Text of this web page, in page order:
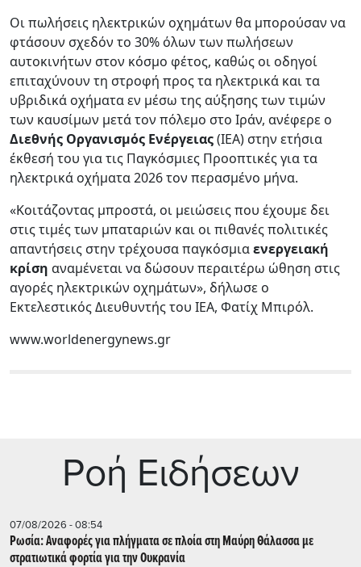
Οι πωλήσεις ηλεκτρικών οχημάτων θα μπορούσαν να
φτάσουν σχεδόν το 30% όλων των πωλήσεων
αυτοκινήτων στον κόσμο φέτος, καθώς οι οδηγοί
επιταχύνουν τη στροφή προς τα ηλεκτρικά και τα
υβριδικά οχήματα εν μέσω της αύξησης των τιμών
των καυσίμων μετά τον πόλεμο στο Ιράν, ανέφερε ο
Διεθνής Οργανισμός Ενέργειας(IEA) στην ετήσια
έκθεσή του για τις Παγκόσμιες Προοπτικές για τα
ηλεκτρικά οχήματα 2026 τον περασμένο μήνα.
«Κοιτάζοντας μπροστά, οι μειώσεις που έχουμε δει
στις τιμές των μπαταριών και οι πιθανές πολιτικές
απαντήσεις στην τρέχουσα παγκόσμιαενεργειακή
κρίση αναμένεται να δώσουν περαιτέρω ώθηση στις
αγορές ηλεκτρικών οχημάτων», δήλωσε ο
Εκτελεστικός Διευθυντής του IEA, Φατίχ Μπιρόλ.
www.worldenergynews.gr
Ρoή Ειδήσεων
07/08/2026 - 08:54
Ρωσία: Αναφορές για πλήγματα σε πλοία στη Μαύρη Θάλασσα με
στρατιωτικά φορτία για την Ουκρανία